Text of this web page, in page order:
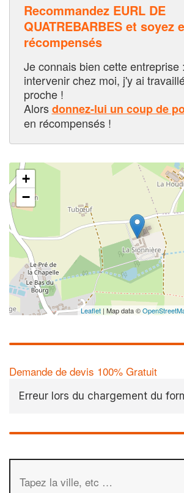
Recommandez EURL DE
QUATREBARBES et soyez
récompensés
Je connais bien cette entreprise
intervenir chez moi, j'y ai
proche !
Alorsdonnez-lui un coup de
en récompensés !
+
−
Leaflet | Map data ©
Demande de devis 100% Gratuit
Erreur lors du chargement du